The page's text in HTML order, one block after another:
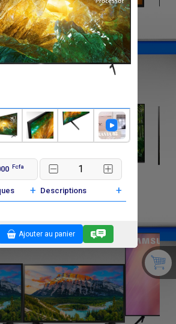
Fcfa
+ Descriptions +
Ajouter au panier
108 000F